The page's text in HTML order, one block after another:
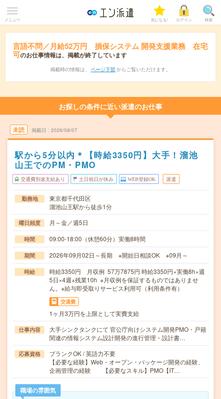
メニュー 気になる! ログイン 検索
言語不問／月給52万円 損保システム 開発支援業務 在宅
可のお仕事情報は、掲載が終了しています
掲載時の情報は、 ページ下部 からご覧いただけます。
お探しの条件に近い派遣のお仕事
未読 掲載日 2026/08/07
駅から5分以内＊【時給3350円】大手！溜池
山王でのPM・PMO
交通費別途支給あり 土日祝日が休み WEB登録OK 派遣
勤務地
東京都千代田区
溜池山王駅から徒歩1分
曜日頻度 月～金／週5日
時間 09:00-18:00（休憩60分）実働8時間
期間 2026年09月02日～長期 ※開始日相談OK ※09月～
時給
時給3350円 月収例 57万7875円 時給3350円×実働8h×週
5日×4週+残業10h ※月収例を保証するものではありませ
ん。※給与即受取りサービス利用可（利用条件有）
交通費
1ヶ月3万円を上限として実費支給
仕事内容
大手シンクタンクにて 官公庁向けシステム開発PMO・戸籍
関連の情報システム設計開発の進行管理・設計書…
応募資格
ブランクOK / 英語力不要
【必要な経験】Web・オープン・パッケージ開発の経験、
企画管理の経験 【必要なスキル】PMO【IT…
職場の雰囲気